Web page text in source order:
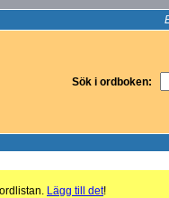
Sök i ordboken:
Lägg till det!